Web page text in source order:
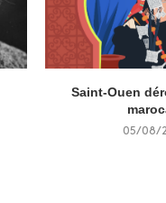
Saint-Ouen
05/08/